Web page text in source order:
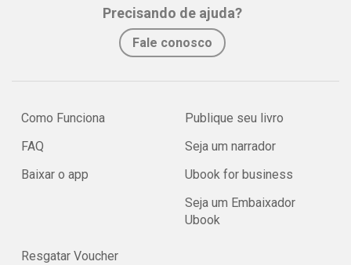
Precisando de ajuda?
Fale conosco
Como Funciona
FAQ
Baixar o app
Publique seu livro
Seja um narrador
Ubook for business
Seja um Embaixador
Ubook
Resgatar Voucher